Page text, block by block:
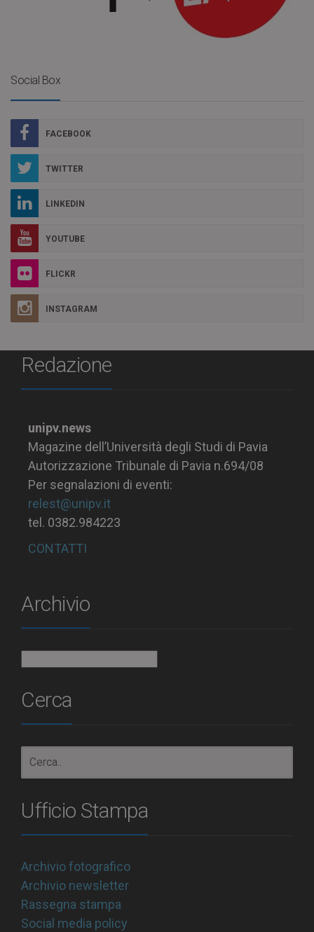
Social Box
FACEBOOK
TWITTER
LINKEDIN
YOUTUBE
FLICKR
INSTAGRAM
Redazione
unipv.news
Magazine dell’Università degli Studi di Pavia
Autorizzazione Tribunale di Pavia n.694/08
Per segnalazioni di eventi:
relest@unipv.it
tel. 0382.984223
CONTATTI
Archivio
Cerca
Ufficio Stampa
Archivio fotografico
Archivio newsletter
Rassegna stampa
Social media policy